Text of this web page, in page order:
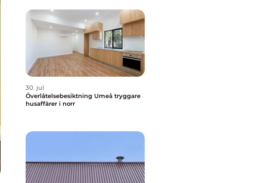
30. jul
Överlåtelsebesiktning Umeå tryggare
husaffärer i norr